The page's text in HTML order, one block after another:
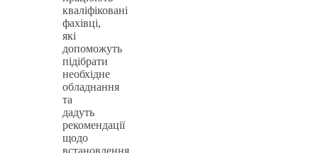
кваліфіковані
фахівці,
які
допоможуть
підібрати
необхідне
обладнання
та
дадуть
рекомендації
щодо